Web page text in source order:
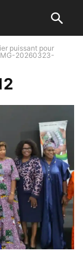
puissant pour
20260323-